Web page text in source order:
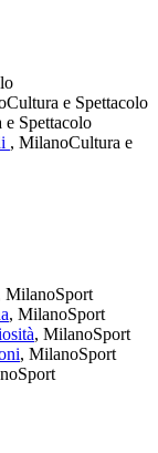
Cultura e Spettacolo
e Spettacolo
, MilanoCultura e
MilanoSport
, MilanoSport
, MilanoSport
, MilanoSport
Sport